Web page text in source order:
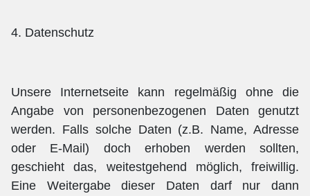
4. Datenschutz
Unsere Internetseite kann regelmäßig ohne die
Angabe von personenbezogenen Daten genutzt
werden. Falls solche Daten (z.B. Name, Adresse
oder E-Mail) doch erhoben werden sollten,
geschieht das, weitestgehend möglich, freiwillig.
Eine Weitergabe dieser Daten darf nur dann